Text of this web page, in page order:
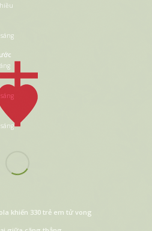
khiến 330 trẻ em tử vong